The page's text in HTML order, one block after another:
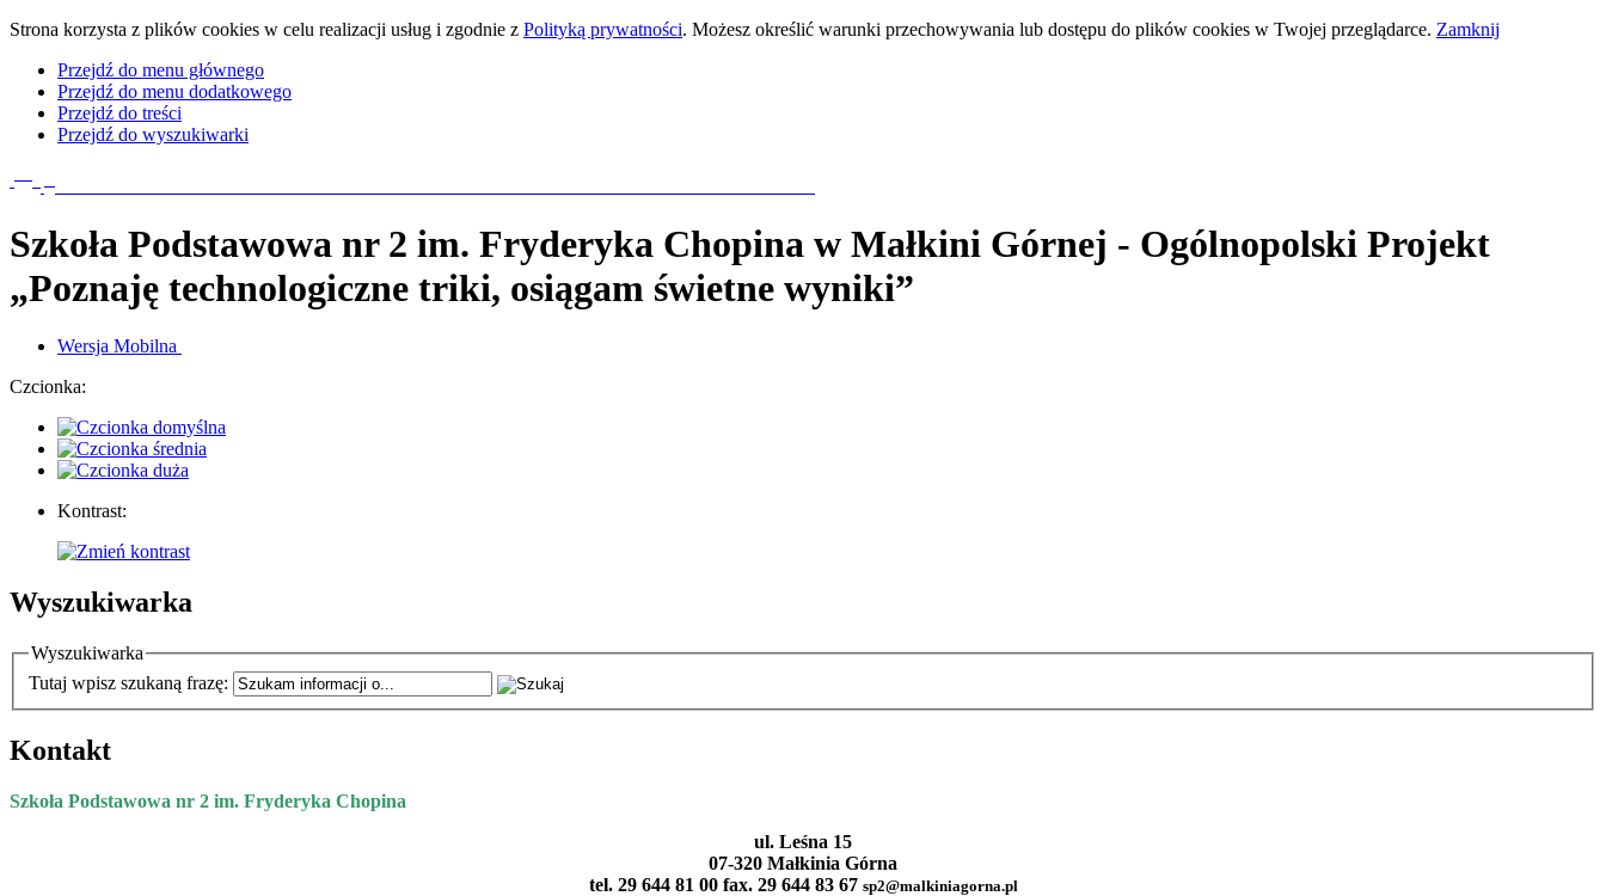
Strona korzysta z plików cookies w celu realizacji usług i zgodnie z Polityką prywatności. Możesz określić warunki przechowywania lub dostępu do plików cookies w Twojej przeglądarce. Zamknij
Przejdź do menu głównego
Przejdź do menu dodatkowego
Przejdź do treści
Przejdź do wyszukiwarki
Szkoła Podstawowa nr 2 im. Fryderyka Chopina w Małkini Górnej - Ogólnopolski Projekt
„Poznaję technologiczne triki, osiągam świetne wyniki”
Wersja Mobilna
Czcionka:
Kontrast:
Wyszukiwarka
Wyszukiwarka
Tutaj wpisz szukaną frazę:
Kontakt
Szkoła Podstawowa nr 2 im. Fryderyka Chopina
ul. Leśna 15
07-320 Małkinia Górna
tel. 29 644 81 00 fax. 29 644 83 67 sp2@malkiniagorna.pl